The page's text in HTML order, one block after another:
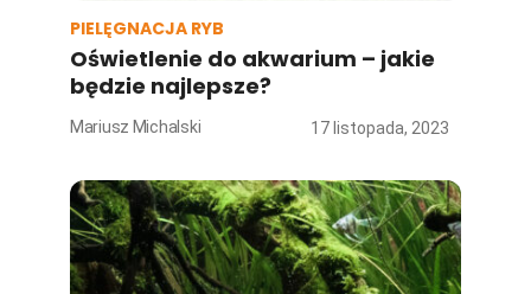
PIELĘGNACJA RYB
Oświetlenie do akwarium – jakie
będzie najlepsze?
Mariusz Michalski 17 listopada, 2023